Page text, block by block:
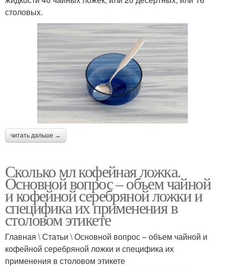
столовых.
читать дальше →
Сколько мл кофейная ложка.
Основной вопрос – объем чайной
и кофейной серебряной ложки и
специфика их применения в
столовом этикете
Главная \ Статьи \ Основной вопрос – объем чайной и
кофейной серебряной ложки и специфика их
применения в столовом этикете